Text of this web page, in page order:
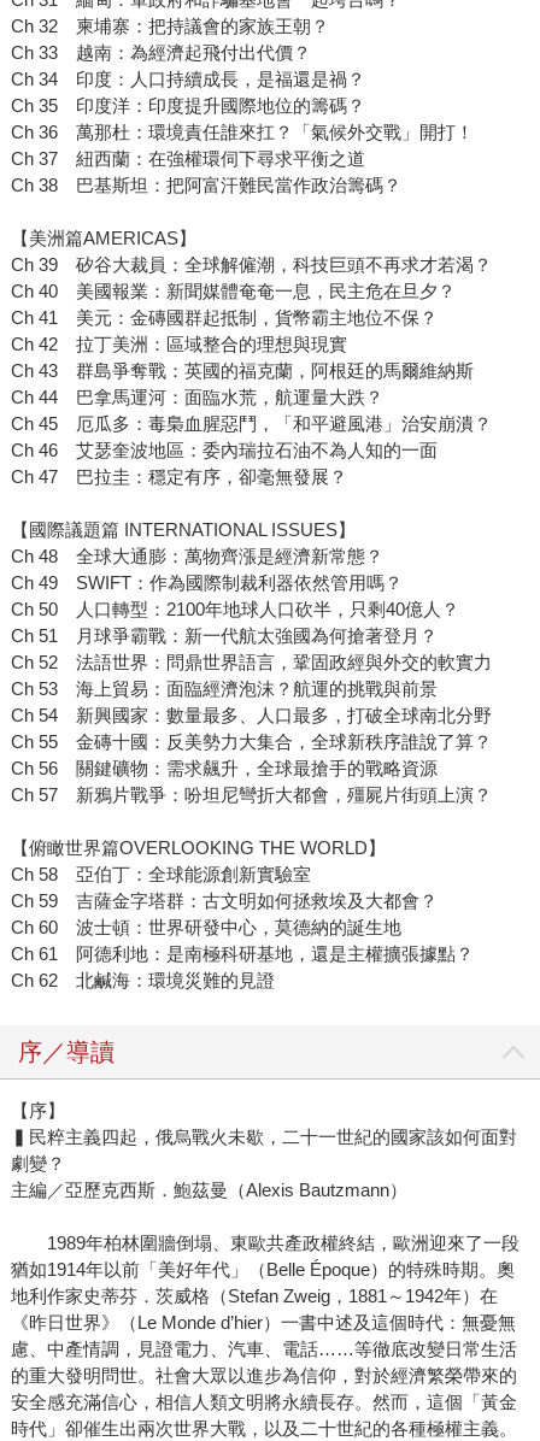
Ch 32 柬埔寨：把持議會的家族王朝？
Ch 33 越南：為經濟起飛付出代價？
Ch 34 印度：人口持續成長，是福還是禍？
Ch 35 印度洋：印度提升國際地位的籌碼？
Ch 36 萬那杜：環境責任誰來扛？「氣候外交戰」開打！
Ch 37 紐西蘭：在強權環伺下尋求平衡之道
Ch 38 巴基斯坦：把阿富汗難民當作政治籌碼？
【美洲篇AMERICAS】
Ch 39 矽谷大裁員：全球解僱潮，科技巨頭不再求才若渴？
Ch 40 美國報業：新聞媒體奄奄一息，民主危在旦夕？
Ch 41 美元：金磚國群起抵制，貨幣霸主地位不保？
Ch 42 拉丁美洲：區域整合的理想與現實
Ch 43 群島爭奪戰：英國的福克蘭，阿根廷的馬爾維納斯
Ch 44 巴拿馬運河：面臨水荒，航運量大跌？
Ch 45 厄瓜多：毒梟血腥惡鬥，「和平避風港」治安崩潰？
Ch 46 艾瑟奎波地區：委內瑞拉石油不為人知的一面
Ch 47 巴拉圭：穩定有序，卻毫無發展？
【國際議題篇 INTERNATIONAL ISSUES】
Ch 48 全球大通膨：萬物齊漲是經濟新常態？
Ch 49 SWIFT：作為國際制裁利器依然管用嗎？
Ch 50 人口轉型：2100年地球人口砍半，只剩40億人？
Ch 51 月球爭霸戰：新一代航太強國為何搶著登月？
Ch 52 法語世界：問鼎世界語言，鞏固政經與外交的軟實力
Ch 53 海上貿易：面臨經濟泡沫？航運的挑戰與前景
Ch 54 新興國家：數量最多、人口最多，打破全球南北分野
Ch 55 金磚十國：反美勢力大集合，全球新秩序誰說了算？
Ch 56 關鍵礦物：需求飆升，全球最搶手的戰略資源
Ch 57 新鴉片戰爭：吩坦尼彎折大都會，殭屍片街頭上演？
【俯瞰世界篇OVERLOOKING THE WORLD】
Ch 58 亞伯丁：全球能源創新實驗室
Ch 59 吉薩金字塔群：古文明如何拯救埃及大都會？
Ch 60 波士頓：世界研發中心，莫德納的誕生地
Ch 61 阿德利地：是南極科研基地，還是主權擴張據點？
Ch 62 北鹹海：環境災難的見證
序／導讀
【序】
▍民粹主義四起，俄烏戰火未歇，二十一世紀的國家該如何面對
劇變？
主編／亞歷克西斯．鮑茲曼（Alexis Bautzmann）
1989年柏林圍牆倒塌、東歐共產政權終結，歐洲迎來了一段
猶如1914年以前「美好年代」（Belle Époque）的特殊時期。奧
地利作家史蒂芬．茨威格（Stefan Zweig，1881～1942年）在
《昨日世界》（Le Monde d’hier）一書中述及這個時代：無憂無
慮、中產情調，見證電力、汽車、電話……等徹底改變日常生活
的重大發明問世。社會大眾以進步為信仰，對於經濟繁榮帶來的
安全感充滿信心，相信人類文明將永續長存。然而，這個「黃金
時代」卻催生出兩次世界大戰，以及二十世紀的各種極權主義。